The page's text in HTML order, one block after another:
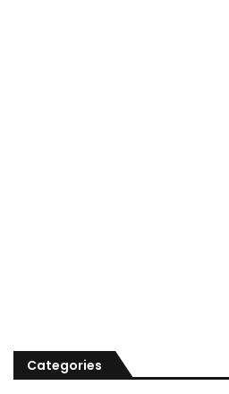
Categories